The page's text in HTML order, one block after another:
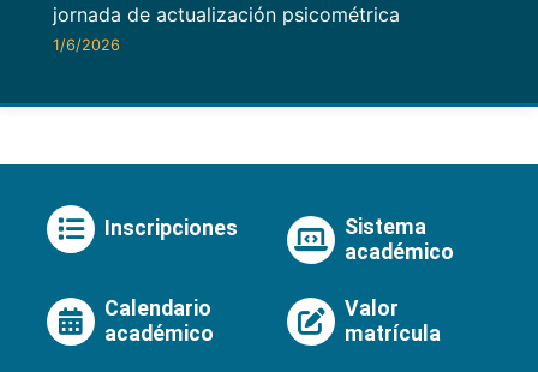
jornada de actualización psicométrica
1/6/2026
Inscripciones
Sistema
académico
Calendario
académico
Valor
matrícula